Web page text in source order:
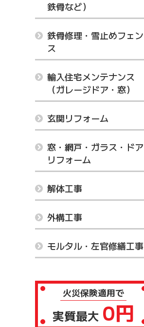
鉄骨など）
鉄骨修理・雪止めフェン
ス
輸入住宅メンテナンス
（ガレージドア・窓）
玄関リフォーム
窓・網戸・ガラス・ドア
リフォーム
解体工事
外構工事
モルタル・左官修繕工事
火災保険適用で
実質最大 0円